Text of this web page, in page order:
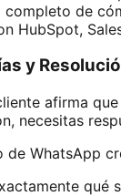
completo de
HubSpot,
y
afirma
necesitas
de WhatsApp
qué